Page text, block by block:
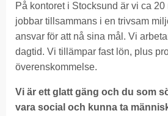
På kontoret i Stocksund är vi ca
jobbar tillsammans i en trivsam
ansvar för att nå sina mål. Vi
dagtid. Vi tillämpar fast lön, plus
överenskommelse.
Vi är ett glatt gäng och du som
vara social och kunna ta